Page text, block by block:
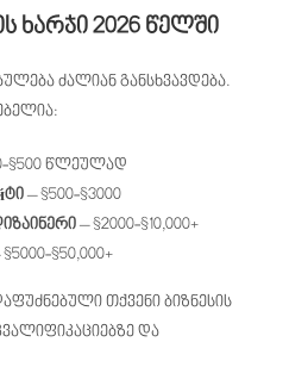
ხარჯი 2026 წელში
ძალიან განსხვავდება.
$500 წლეულად
– $500-$3000
– $2000-$10,000+
$5000-$50,000+
თქვენი ბიზნესის
და